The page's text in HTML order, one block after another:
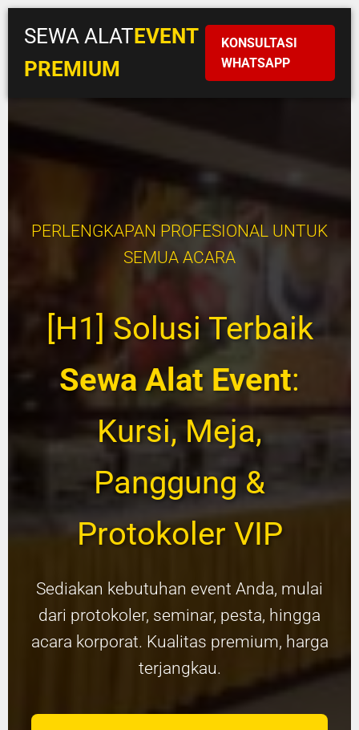
SEWA ALATEVENT
PREMIUM
KONSULTASI
WHATSAPP
PERLENGKAPAN PROFESIONAL UNTUK
SEMUA ACARA
[H1] Solusi Terbaik
Sewa Alat Event:
Kursi, Meja,
Panggung &
Protokoler VIP
Sediakan kebutuhan event Anda, mulai
dari protokoler, seminar, pesta, hingga
acara korporat. Kualitas premium, harga
terjangkau.